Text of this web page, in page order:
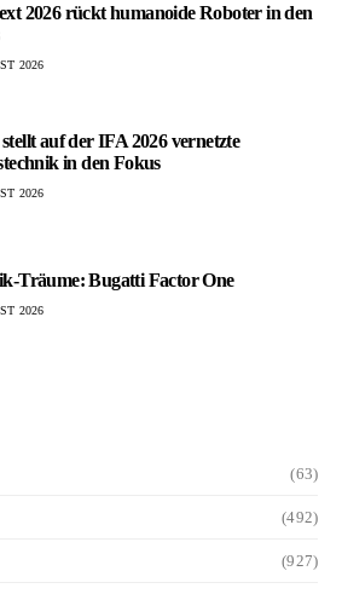
2026 rückt humanoide Roboter in den
2026
auf der IFA 2026 vernetzte
in den Fokus
2026
Träume: Bugatti Factor One
2026
(63)
(492)
(927)